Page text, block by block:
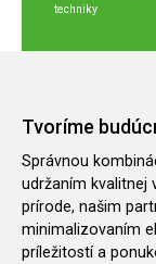
techniky
Tvoríme
Správnou
udržaním kvalitnej
prírode, našim
minimalizovaním
príležitostí a